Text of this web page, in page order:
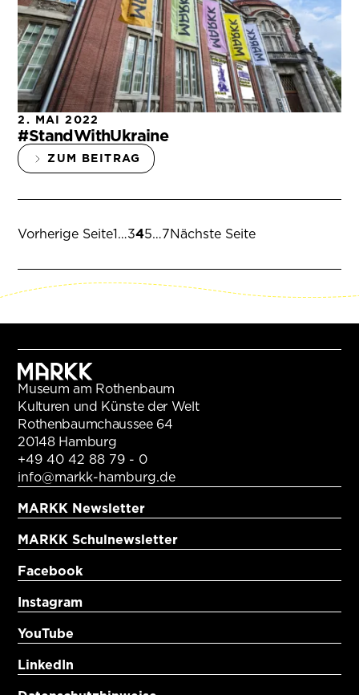
2. MAI 2022
#StandWithUkraine
ZUM BEITRAG
Vorherige SeiteSeite
1 …Seite
3Seite
4Seite
5…Seite
7Nächste Seite
Museum am Rothenbaum
Kulturen und Künste der Welt
Rothenbaumchaussee 64
20148 Hamburg
+49 40 42 88 79 - 0
info@markk-hamburg.de
MARKK Newsletter
MARKK Schulnewsletter
Facebook
Instagram
YouTube
LinkedIn